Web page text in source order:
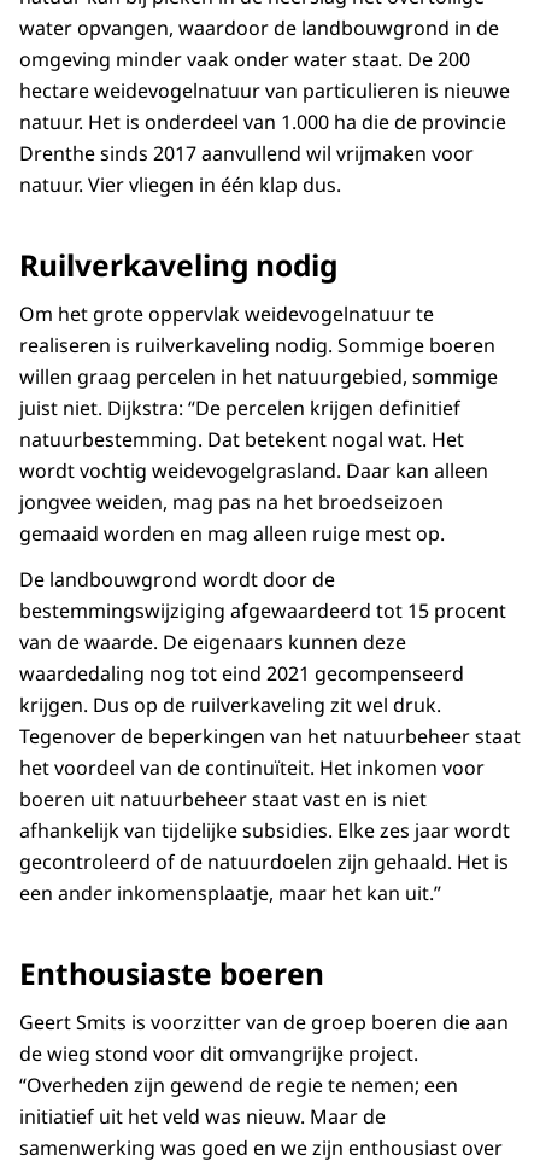
water opvangen, waardoor de landbouwgrond in de
omgeving minder vaak onder water staat. De 200
hectare weidevogelnatuur van particulieren is nieuwe
natuur. Het is onderdeel van 1.000 ha die de provincie
Drenthe sinds 2017 aanvullend wil vrijmaken voor
natuur. Vier vliegen in één klap dus.
Ruilverkaveling nodig
Om het grote oppervlak weidevogelnatuur te
realiseren is ruilverkaveling nodig. Sommige boeren
willen graag percelen in het natuurgebied, sommige
juist niet. Dijkstra: “De percelen krijgen definitief
natuurbestemming. Dat betekent nogal wat. Het
wordt vochtig weidevogelgrasland. Daar kan alleen
jongvee weiden, mag pas na het broedseizoen
gemaaid worden en mag alleen ruige mest op.
De landbouwgrond wordt door de
bestemmingswijziging afgewaardeerd tot 15 procent
van de waarde. De eigenaars kunnen deze
waardedaling nog tot eind 2021 gecompenseerd
krijgen. Dus op de ruilverkaveling zit wel druk.
Tegenover de beperkingen van het natuurbeheer staat
het voordeel van de continuïteit. Het inkomen voor
boeren uit natuurbeheer staat vast en is niet
afhankelijk van tijdelijke subsidies. Elke zes jaar wordt
gecontroleerd of de natuurdoelen zijn gehaald. Het is
een ander inkomensplaatje, maar het kan uit.”
Enthousiaste boeren
Geert Smits is voorzitter van de groep boeren die aan
de wieg stond voor dit omvangrijke project.
“Overheden zijn gewend de regie te nemen; een
initiatief uit het veld was nieuw. Maar de
samenwerking was goed en we zijn enthousiast over